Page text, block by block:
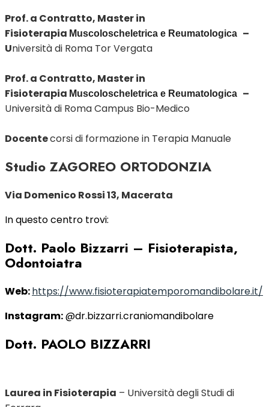
Prof. a Contratto, Master in
Fisioterapia Muscoloscheletrica e Reumatologica –
Università di Roma Tor Vergata
Prof. a Contratto, Master in
Fisioterapia Muscoloscheletrica e Reumatologica –
Università di Roma Campus Bio-Medico
Docentecorsi di formazione in Terapia Manuale
Studio ZAGOREO ORTODONZIA
Via Domenico Rossi 13, Macerata
In questo centro trovi:
Dott. Paolo Bizzarri – Fisioterapista,
Odontoiatra
Web:https://www.fisioterapiatemporomandibolare.it/
Instagram:@dr.bizzarri.craniomandibolare
Dott. PAOLO BIZZARRI
Laurea in Fisioterapia – Università degli Studi di